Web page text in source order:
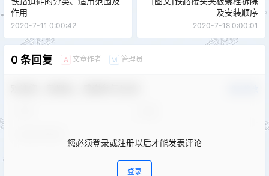
作用
2020-7-11 0:00:42
及安装顺序
2020-7-18 0:00:01
0 条回复 A 文章作者 M 管理员
您必须登录或注册以后才能发表评论
登录